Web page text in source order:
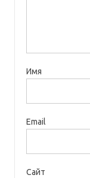
Имя
Email
Сайт